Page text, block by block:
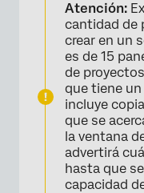
Atención:
cantidad de
crear en un
es de 15
de
que tiene
incluye
que se
la ventana
advertirá
hasta que
capacidad